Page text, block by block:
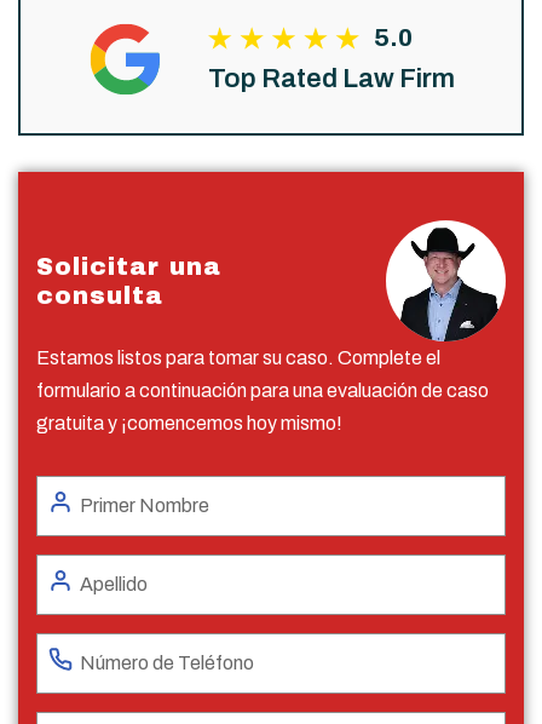
5.0
Top Rated Law Firm
Solicitar una
consulta
Estamos listos para tomar su caso. Complete el
formulario a continuación para una evaluación de caso
gratuita y ¡comencemos hoy mismo!